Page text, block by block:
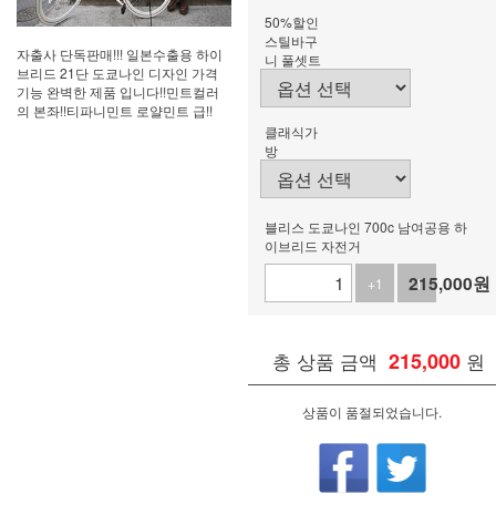
자출사 단독판매!!! 일본수출용 하이
브리드 21단 도쿄나인 디자인 가격
기능 완벽한 제품 입니다!!민트컬러
의 본좌!!티파니민트 로얄민트 급!!
50%할인
스틸바구
니 풀셋트
클래식가
방
블리스 도쿄나인 700c 남여공용 하
이브리드 자전거
+1
-1
215,000원
총 상품 금액 215,000 원
상품이 품절되었습니다.